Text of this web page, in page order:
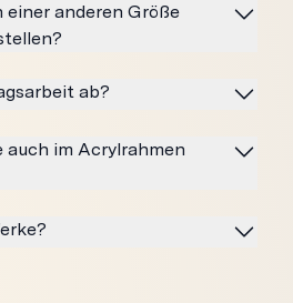
einer anderen Größe
ab?
auch im Acrylrahmen